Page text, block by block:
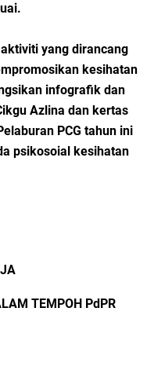
yang dirancang
kesihatan
infografik dan
Azlina dan kertas
PCG tahun ini
psikosoial kesihatan
TEMPOH PdPR